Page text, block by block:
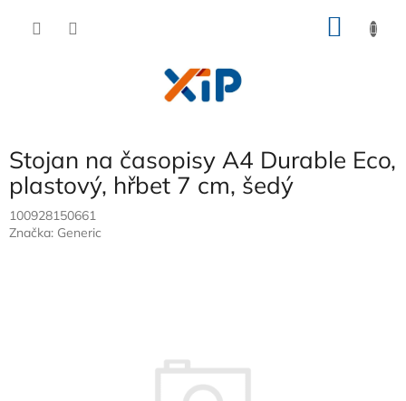
Stojan na časopisy A4 Durable Eco,
plastový, hřbet 7 cm, šedý
100928150661
Značka: Generic